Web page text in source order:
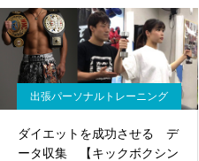
が消費カロリーと週の回数
で答えます
出張パーソナルトレーニング
ダイエットを成功させる デ
ータ収集 【キックボクシン